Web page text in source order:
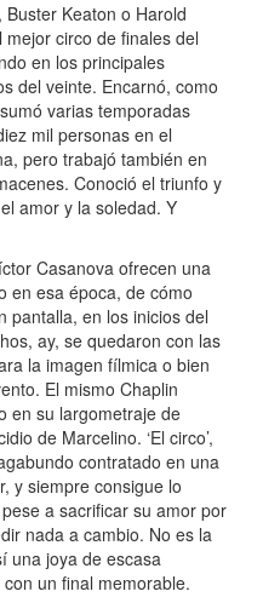
Keaton o Harold
circo de finales del
en los principales
del veinte. Encarnó, como
varias temporadas
mil personas en el
pero trabajó también en
Conoció el triunfo y
amor y la soledad. Y
Casanova ofrecen una
en esa época, de cómo
pantalla, en los inicios del
ay, se quedaron con las
la imagen fílmica o bien
El mismo Chaplin
en su largometraje de
de Marcelino. ‘El circo’,
contratado en una
y siempre consigue lo
a sacrificar su amor por
nada a cambio. No es la
una joya de escasa
un final memorable.